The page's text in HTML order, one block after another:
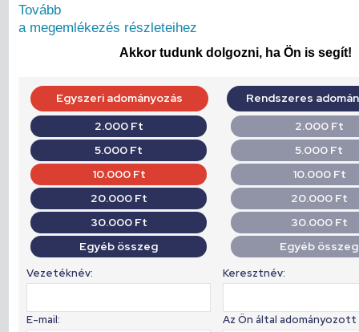
Tovább
a megemlékezés részleteihez
Akkor tudunk dolgozni, ha Ön is segít!